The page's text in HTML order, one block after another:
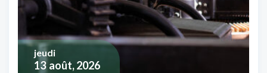
13 août, 2026
jeudi